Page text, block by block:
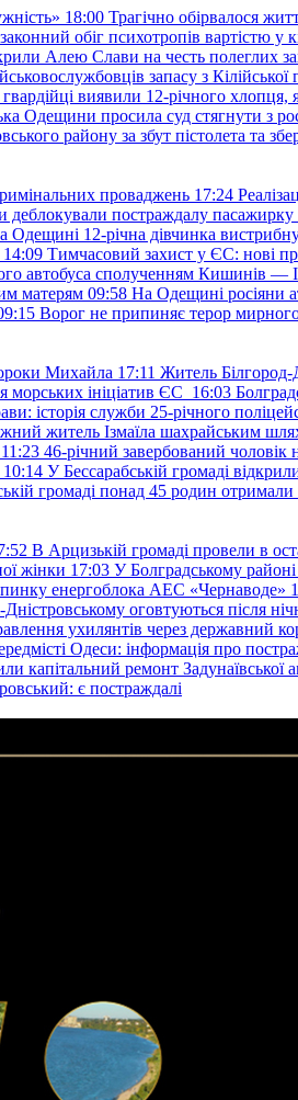
18:00 Трагічно обірвалося
обіг психотропів вартістю у
Алею Слави на честь полеглих
запасу з
гвардійці виявили 12-річного
Одещини просила суд стягнути з
району за збут пістолета та
проваджень 17:24
постраждалу пасажирку
Одещині 12-річна дівчинка
14:09 Тимчасовий захист у ЄС: нові
автобуса сполученням Кишинів —
матерям 09:58 На Одещині росіяни
Ворог не припиняє терор
Михайла 17:11 Житель Білгород-
морських ініціатив ЄС 16:03
історія служби 25-річного
житель Ізмаїла шахрайським
11:23 46-річний завербований чоловік
10:14 У Бессарабській громаді
громаді понад 45 родин отримали
В Арцизькій громаді провели в
жінки 17:03 У Болградському
енергоблока АЕС «Чернаводе»
Дністровському оговтуються після
ухилянтів через державний
Одеси: інформація про
капітальний ремонт Задунаївської
є постраждалі